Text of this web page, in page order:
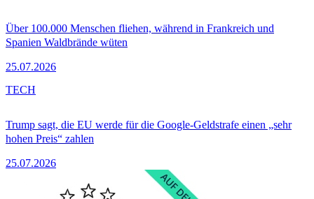
Über 100.000 Menschen fliehen, während in Frankreich und
Spanien Waldbrände wüten
25.07.2026
Trump sagt, die EU werde für die Google-Geldstrafe einen „sehr
hohen Preis“ zahlen
25.07.2026
TECH